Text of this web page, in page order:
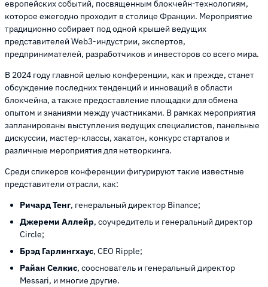
европейских событий, посвященным блокчейн-технологиям,
которое ежегодно проходит в столице Франции. Мероприятие
традиционно собирает под одной крышей ведущих
представителей Web3-индустрии, экспертов,
предпринимателей, разработчиков и инвесторов со всего мира.
В 2024 году главной целью конференции, как и прежде, станет
обсуждение последних тенденций и инноваций в области
блокчейна, а также предоставление площадки для обмена
опытом и знаниями между участниками. В рамках мероприятия
запланированы выступления ведущих специалистов, панельные
дискуссии, мастер-классы, хакатон, конкурс стартапов и
различные мероприятия для нетворкинга.
Среди спикеров конференции фигурируют такие известные
представители отрасли, как:
Ричард Тенг, генеральный директор Binance;
Джереми Аллейр, соучредитель и генеральный директор
Circle;
Брэд Гарлингхаус, CEO Ripple;
Райан Селкис, сооснователь и генеральный директор
Messari, и многие другие.